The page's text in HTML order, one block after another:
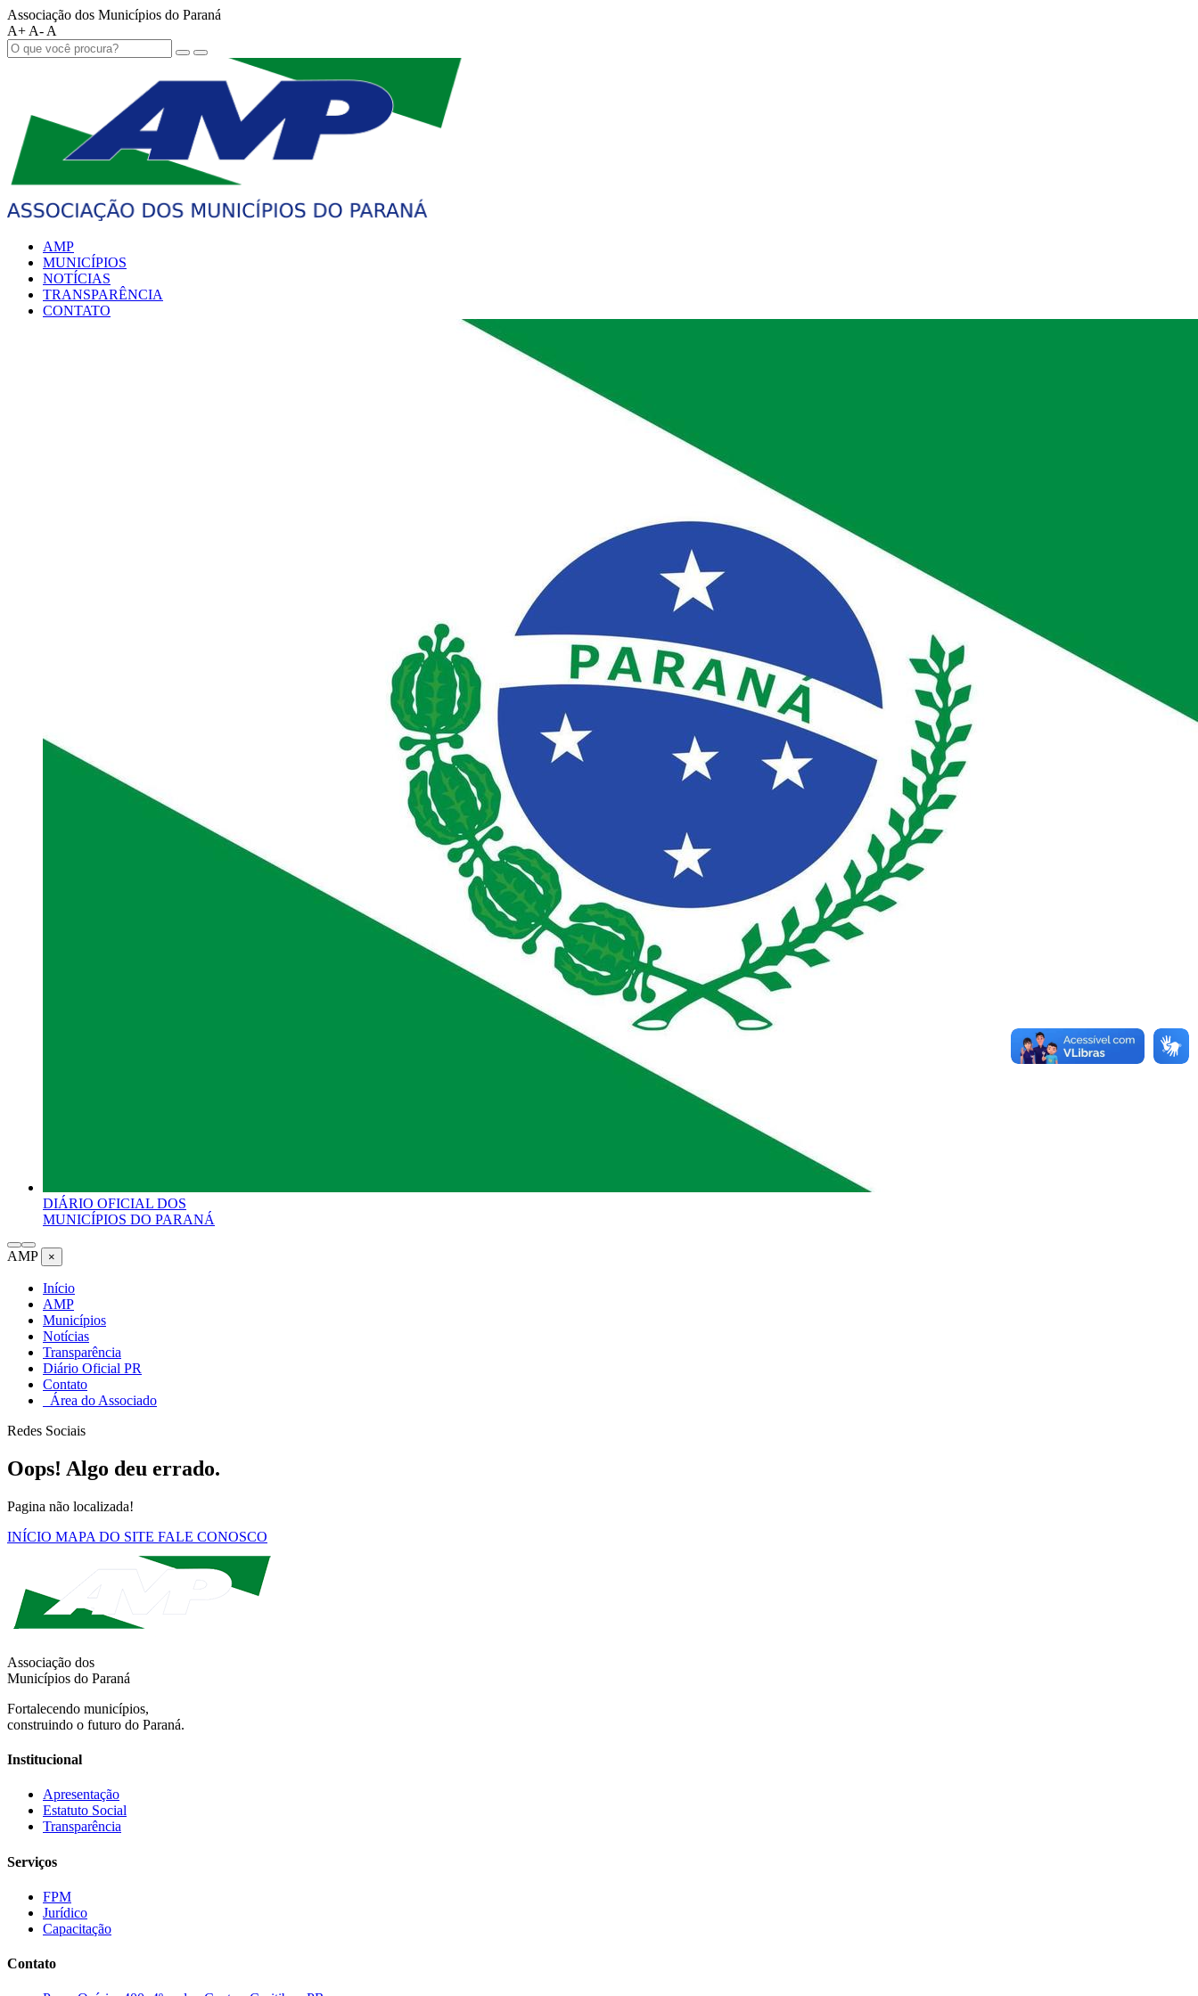
Associação dos Municípios do Paraná
A+ A- A
AMP
MUNICÍPIOS
NOTÍCIAS
TRANSPARÊNCIA
CONTATO
DIÁRIO OFICIAL DOS
MUNICÍPIOS DO PARANÁ
AMP ×
Início
AMP
Municípios
Notícias
Transparência
Diário Oficial PR
Contato
Área do Associado
Redes Sociais
Oops! Algo deu errado.
Pagina não localizada!
INÍCIO MAPA DO SITE FALE CONOSCO
Associação dos
Municípios do Paraná
Fortalecendo municípios,
construindo o futuro do Paraná.
Institucional
Apresentação
Estatuto Social
Transparência
Serviços
FPM
Jurídico
Capacitação
Contato